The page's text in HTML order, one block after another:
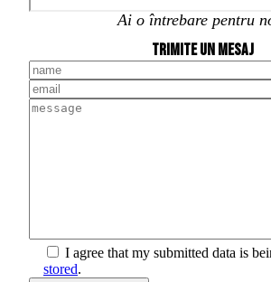
Ai o întrebare pentru
Trimite un mesaj
I agree that my submitted data is
stored.